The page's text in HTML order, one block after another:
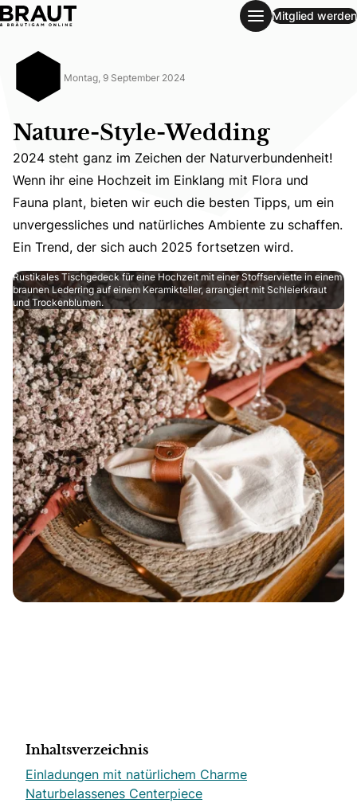
Mitglied werden
Montag, 9 September 2024
Nature-Style-Wedding
2024 steht ganz im Zeichen der Naturverbundenheit!
2024 steht ganz im Zeichen der Naturverbundenheit!
Wenn ihr eine Hochzeit im Einklang mit Flora und
Fauna plant, bieten wir euch die besten Tipps, um ein
unvergessliches und natürliches Ambiente zu schaffen.
Ein Trend, der sich auch 2025 fortsetzen wird.
Rustikales Tischgedeck für eine Hochzeit mit einer Stoffserviette in einem
braunen Lederring auf einem Keramikteller, arrangiert mit Schleierkraut
und Trockenblumen.
Inhaltsverzeichnis
Einladungen mit natürlichem Charme
Naturbelassenes Centerpiece